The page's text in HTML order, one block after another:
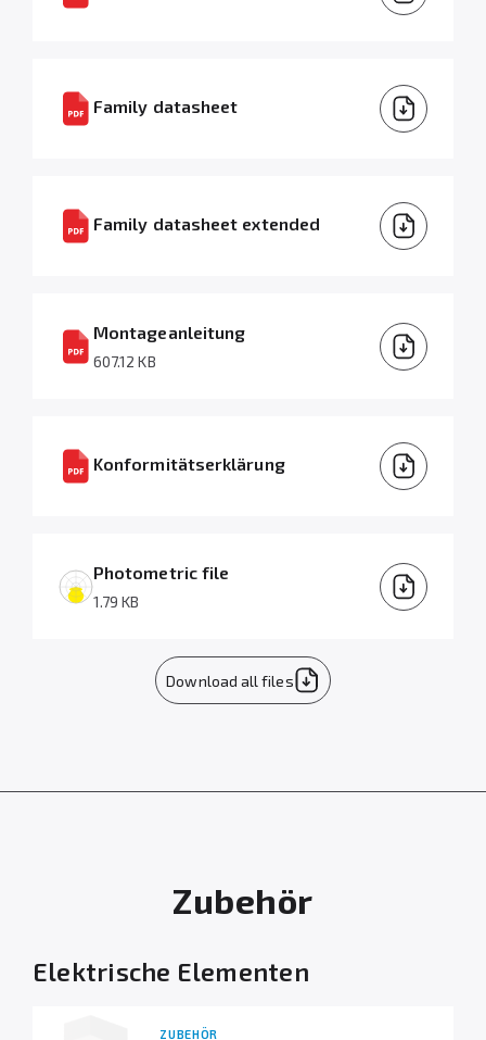
Family datasheet
Family datasheet extended
Montageanleitung
607.12 KB
Konformitätserklärung
Photometric file
1.79 KB
Download all files
Zubehör
Elektrische Elementen
ZUBEHÖR